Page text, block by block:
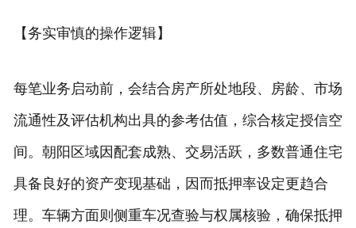
【务实审慎的操作逻辑】
每笔业务启动前，会结合房产所处地段、房龄、市场
流通性及评估机构出具的参考估值，综合核定授信空
间。朝阳区域因配套成熟、交易活跃，多数普通住宅
具备良好的资产变现基础，因而抵押率设定更趋合
理。车辆方面则侧重车况查验与权属核验，确保抵押